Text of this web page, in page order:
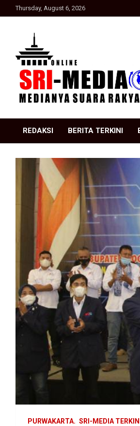
to
Thursday, August 6, 2026
SRI Media
REDAKSI BERITA TERKINI
PURWAKARTA. SRI-MEDIA TERKINI